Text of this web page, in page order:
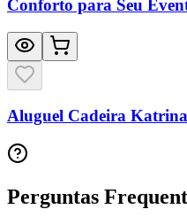
Conforto para Seu
Aluguel Cadeira
Perguntas